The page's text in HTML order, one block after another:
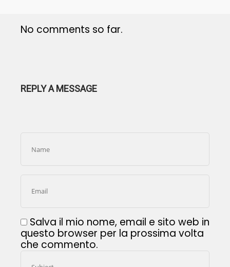
No comments so far.
REPLY A MESSAGE
Salva il mio nome, email e sito web in
questo browser per la prossima volta
che commento.